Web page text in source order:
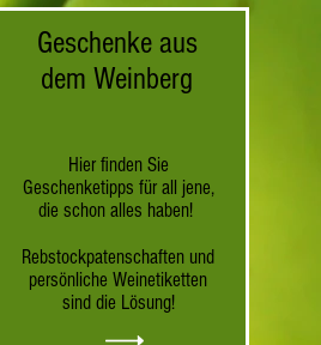
Geschenke aus
dem Weinberg
Hier finden Sie
Geschenketipps für all jene,
die schon alles haben!
Rebstockpatenschaften und
persönliche Weinetiketten
sind die Lösung!